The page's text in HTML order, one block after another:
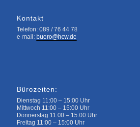
Kontakt
Telefon: 089 / 76 44 78
e-mail: buero@hcw.de
Bürozeiten:
Dienstag 11:00 – 15:00 Uhr
Mittwoch 11:00 – 15:00 Uhr
Donnerstag 11:00 – 15:00 Uhr
Freitag 11:00 – 15:00 Uhr